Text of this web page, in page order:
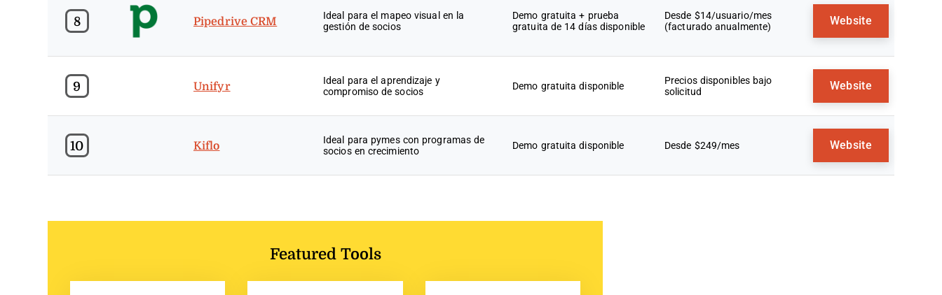
8 Pipedrive CRM
Ideal para el mapeo visual en la
gestión de socios
Demo gratuita + prueba
gratuita de 14 días disponible
Desde $14/usuario/mes
(facturado anualmente)
Website
9 Unifyr
Ideal para el aprendizaje y
compromiso de socios
Demo gratuita disponible
Precios disponibles bajo
solicitud
Website
10 Kiflo
Ideal para pymes con programas de
socios en crecimiento
Demo gratuita disponible Desde $249/mes Website
Featured Tools